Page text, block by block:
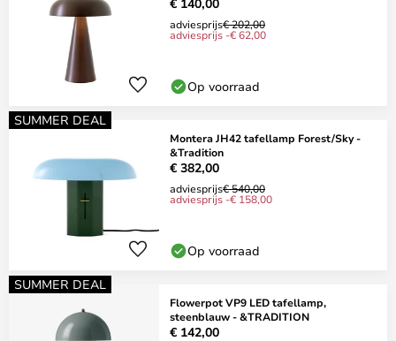
adviesprijs€ 202,00
adviesprijs -€ 62,00
Op voorraad
SUMMER DEAL
Montera JH42 tafellamp Forest/Sky -
&Tradition
€ 382,00
adviesprijs€ 540,00
adviesprijs -€ 158,00
Op voorraad
SUMMER DEAL
Flowerpot VP9 LED tafellamp,
steenblauw - &TRADITION
€ 142,00